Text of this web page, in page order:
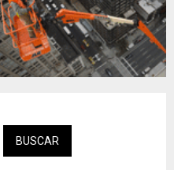
BUSCAR